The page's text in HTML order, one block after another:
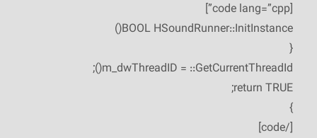
[code lang=”cpp”]
BOOL HSoundRunner::InitInstance()
{
m_dwThreadID = ::GetCurrentThreadId();
return TRUE;
}
[/code]